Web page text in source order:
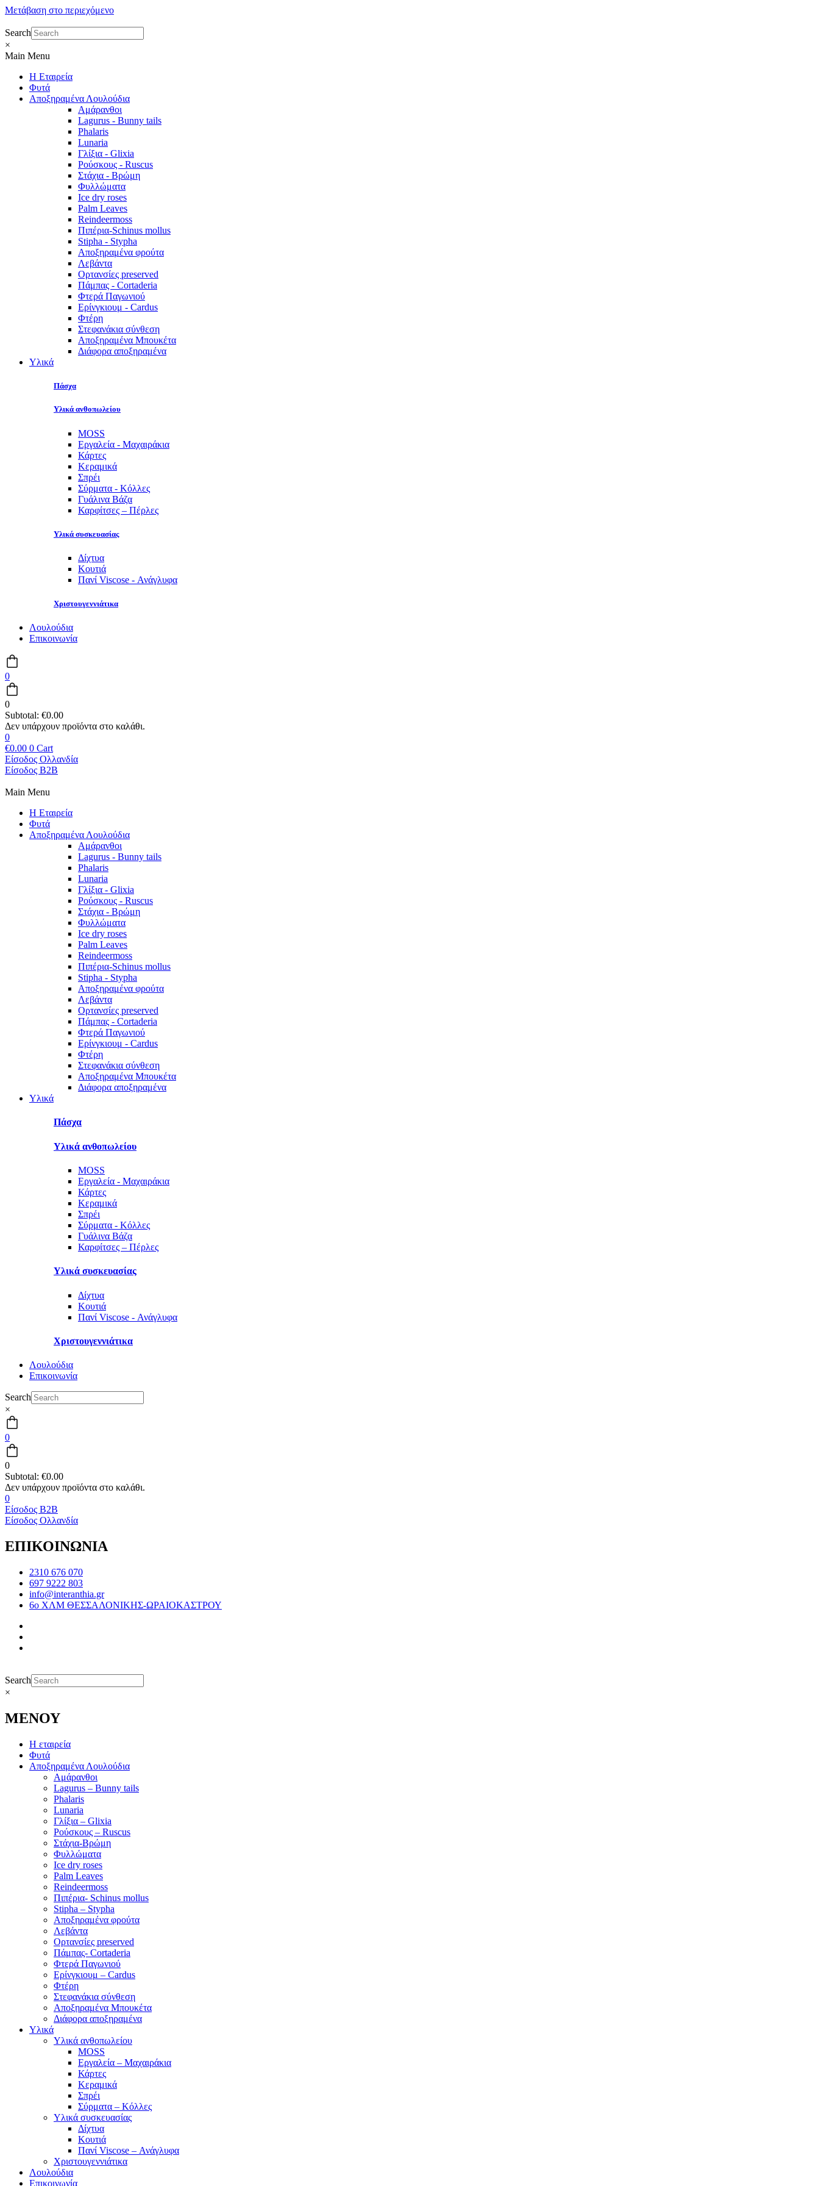
Μετάβαση στο περιεχόμενο
Search
×
Main Menu
Η Εταιρεία
Φυτά
Αποξηραμένα Λουλούδια
Αμάρανθοι
Lagurus - Bunny tails
Phalaris
Lunaria
Γλίξια - Glixia
Ρούσκους - Ruscus
Στάχια - Βρώμη
Φυλλώματα
Ice dry roses
Palm Leaves
Reindeermoss
Πιπέρια-Schinus mollus
Stipha - Stypha
Αποξηραμένα φρούτα
Λεβάντα
Ορτανσίες preserved
Πάμπας - Cortaderia
Φτερά Παγωνιού
Ερίνγκιουμ - Cardus
Φτέρη
Στεφανάκια σύνθεση
Αποξηραμένα Μπουκέτα
Διάφορα αποξηραμένα
Υλικά
Πάσχα
Υλικά ανθοπωλείου
MOSS
Εργαλεία - Μαχαιράκια
Κάρτες
Κεραμικά
Σπρέι
Σύρματα - Κόλλες
Γυάλινα Βάζα
Καρφίτσες – Πέρλες
Υλικά συσκευασίας
Δίχτυα
Κουτιά
Πανί Viscose - Ανάγλυφα
Χριστουγεννιάτικα
Λουλούδια
Επικοινωνία
0
0
Subtotal: €0.00
0
€0.00 0 Cart
Είσοδος Ολλανδία
Είσοδος B2B
Main Menu
Η Εταιρεία
Φυτά
Αποξηραμένα Λουλούδια
Αμάρανθοι
Lagurus - Bunny tails
Phalaris
Lunaria
Γλίξια - Glixia
Ρούσκους - Ruscus
Στάχια - Βρώμη
Φυλλώματα
Ice dry roses
Palm Leaves
Reindeermoss
Πιπέρια-Schinus mollus
Stipha - Stypha
Αποξηραμένα φρούτα
Λεβάντα
Ορτανσίες preserved
Πάμπας - Cortaderia
Φτερά Παγωνιού
Ερίνγκιουμ - Cardus
Φτέρη
Στεφανάκια σύνθεση
Αποξηραμένα Μπουκέτα
Διάφορα αποξηραμένα
Υλικά
Πάσχα
Υλικά ανθοπωλείου
MOSS
Εργαλεία - Μαχαιράκια
Κάρτες
Κεραμικά
Σπρέι
Σύρματα - Κόλλες
Γυάλινα Βάζα
Καρφίτσες – Πέρλες
Υλικά συσκευασίας
Δίχτυα
Κουτιά
Πανί Viscose - Ανάγλυφα
Χριστουγεννιάτικα
Λουλούδια
Επικοινωνία
Search
×
0
0
Subtotal: €0.00
0
Είσοδος B2B
Είσοδος Ολλανδία
ΕΠΙΚΟΙΝΩΝΙΑ
2310 676 070
697 9222 803
info@interanthia.gr
6ο ΧΛΜ ΘΕΣΣΑΛΟΝΙΚΗΣ-ΩΡΑΙΟΚΑΣΤΡΟΥ
Search
×
ΜΕΝΟΥ
Η εταιρεία
Φυτά
Αποξηραμένα Λουλούδια
Αμάρανθοι
Lagurus – Bunny tails
Phalaris
Lunaria
Γλίξια – Glixia
Ρούσκους – Ruscus
Στάχια-Βρώμη
Φυλλώματα
Ice dry roses
Palm Leaves
Reindeermoss
Πιπέρια- Schinus mollus
Stipha – Stypha
Αποξηραμένα φρούτα
Λεβάντα
Ορτανσίες preserved
Πάμπας- Cortaderia
Φτερά Παγωνιού
Ερίνγκιουμ – Cardus
Φτέρη
Στεφανάκια σύνθεση
Αποξηραμένα Μπουκέτα
Διάφορα αποξηραμένα
Υλικά
Υλικά ανθοπωλείου
MOSS
Εργαλεία – Μαχαιράκια
Κάρτες
Κεραμικά
Σπρέι
Σύρματα – Κόλλες
Υλικά συσκευασίας
Δίχτυα
Κουτιά
Πανί Viscose – Ανάγλυφα
Χριστουγεννιάτικα
Λουλούδια
Επικοινωνία